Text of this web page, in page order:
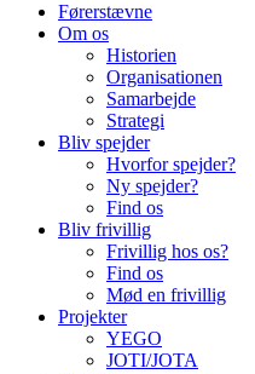
Førerstævne
Om os
Historien
Organisationen
Samarbejde
Strategi
Bliv spejder
Hvorfor spejder?
Ny spejder?
Find os
Bliv frivillig
Frivillig hos os?
Find os
Mød en frivillig
Projekter
YEGO
JOTI/JOTA